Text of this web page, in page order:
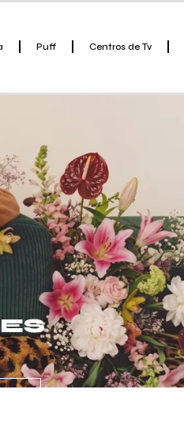
Puff Centros de Tv